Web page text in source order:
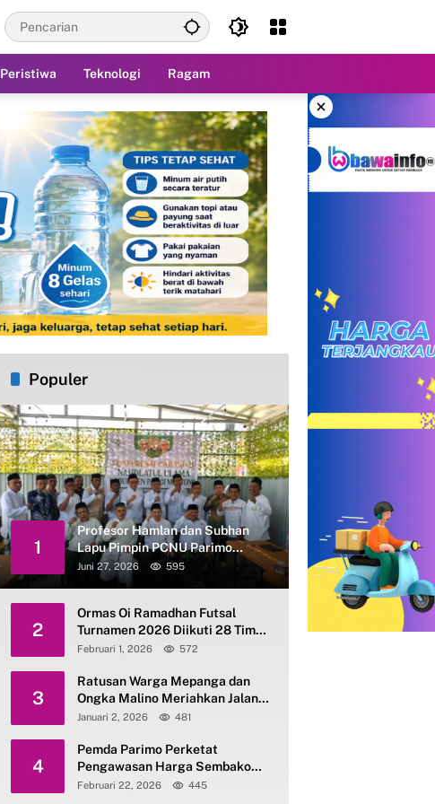
Peristiwa Teknologi Ragam
×
Populer
1
Profesor Hamlan dan Subhan
Lapu Pimpin PCNU Parimo
Periode 2026–2031
Juni 27, 2026 595
2
Ormas Oi Ramadhan Futsal
Turnamen 2026 Diikuti 28 Tim
se-Parimo
Februari 1, 2026 572
3
Ratusan Warga Mepanga dan
Ongka Malino Meriahkan Jalan
Santai Kerukunan HAB ke-80
Januari 2, 2026 481
4
Pemda Parimo Perketat
Pengawasan Harga Sembako
dan Gas Elpiji 3 Kg
Februari 22, 2026 445